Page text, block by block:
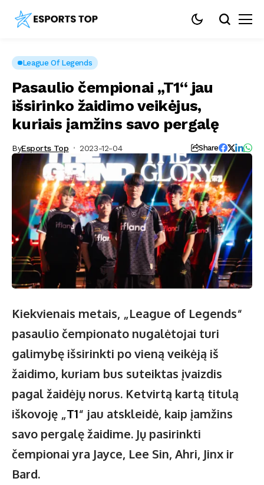
League Of Legends
Pasaulio čempionai „T1“ jau
išsirinko žaidimo veikėjus,
kuriais įamžins savo pergalę
ByEsports Top 2023-12-04 Share
Kiekvienais metais, „League of Legends“
pasaulio čempionato nugalėtojai turi
galimybę išsirinkti po vieną veikėją iš
žaidimo, kuriam bus suteiktas įvaizdis
pagal žaidėjų norus. Ketvirtą kartą titulą
iškovoję „T1“ jau atskleidė, kaip įamžins
savo pergalę žaidime. Jų pasirinkti
čempionai yra Jayce, Lee Sin, Ahri, Jinx ir
Bard.